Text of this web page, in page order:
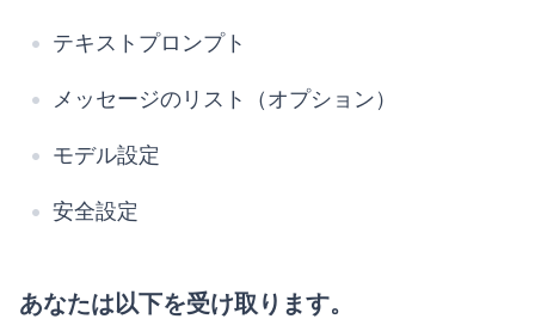
テキストプロンプト
メッセージのリスト（オプション）
モデル設定
安全設定
あなたは以下を受け取ります。